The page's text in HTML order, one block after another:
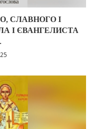
СЛАВНОГО І
І ЄВАНГЕЛИСТА